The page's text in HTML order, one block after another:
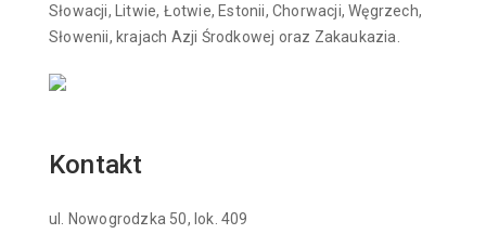
Słowacji, Litwie, Łotwie, Estonii, Chorwacji, Węgrzech,
Słowenii, krajach Azji Środkowej oraz Zakaukazia.
Kontakt
ul. Nowogrodzka 50, lok. 409